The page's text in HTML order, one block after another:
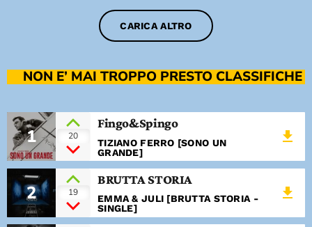
CARICA ALTRO
NON E’ MAI TROPPO PRESTO CLASSIFICHE
1 20
Fingo&Spingo
TIZIANO FERRO [SONO UN
GRANDE]
file_download
2 19
BRUTTA STORIA
EMMA & JULI [BRUTTA STORIA -
SINGLE]
file_download